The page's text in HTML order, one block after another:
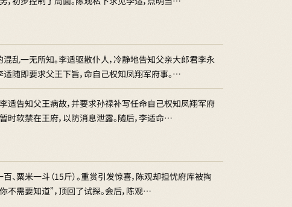
乱一无所知。李适驱散仆人，冷静地告知父亲大郎君李永
随即要求父王下旨，命自己权知凤翔军府事。…
适告知父王病故，并要求孙禄补写任命自己权知凤翔军府
时软禁在王府，以防消息泄露。随后，李适命…
粟米一斗（15斤）。重赏引发惊喜，陈观却担忧府库被掏
不需要知道”，顶回了试探。会后，陈观…